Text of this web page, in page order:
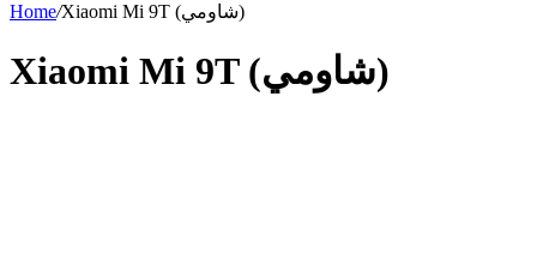
Home/ Xiaomi Mi 9T (شاومي)
Xiaomi Mi 9T (شاومي)